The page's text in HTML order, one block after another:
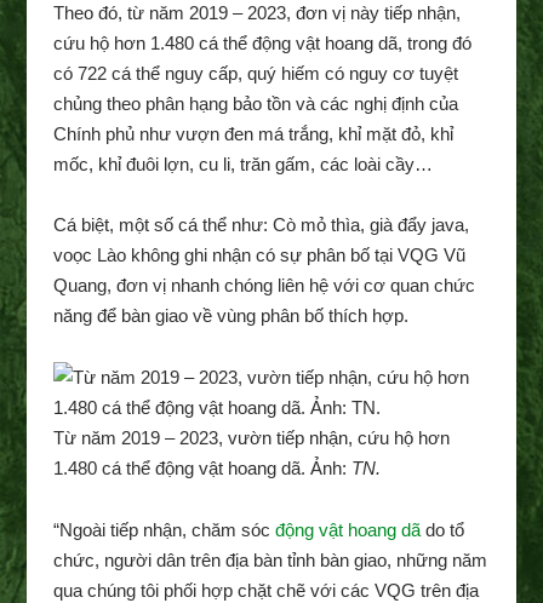
Theo đó, từ năm 2019 – 2023, đơn vị này tiếp nhận,
cứu hộ hơn 1.480 cá thể động vật hoang dã, trong đó
có 722 cá thể nguy cấp, quý hiếm có nguy cơ tuyệt
chủng theo phân hạng bảo tồn và các nghị định của
Chính phủ như vượn đen má trắng, khỉ mặt đỏ, khỉ
mốc, khỉ đuôi lợn, cu li, trăn gấm, các loài cầy…
Cá biệt, một số cá thể như: Cò mỏ thìa, già đẩy java,
voọc Lào không ghi nhận có sự phân bố tại VQG Vũ
Quang, đơn vị nhanh chóng liên hệ với cơ quan chức
năng để bàn giao về vùng phân bố thích hợp.
Từ năm 2019 – 2023, vườn tiếp nhận, cứu hộ hơn
1.480 cá thể động vật hoang dã. Ảnh: TN.
“Ngoài tiếp nhận, chăm sóc động vật hoang dã do tổ
chức, người dân trên địa bàn tỉnh bàn giao, những năm
qua chúng tôi phối hợp chặt chẽ với các VQG trên địa